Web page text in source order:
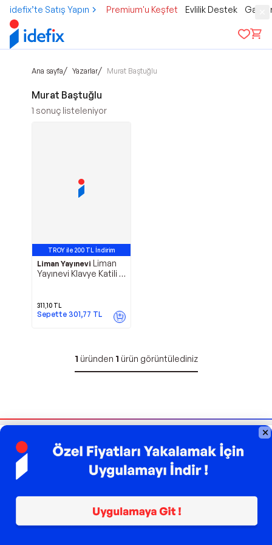
idefix’te Satış Yapın Premium'u Keşfet Evlilik Destek
Ana sayfa/ Yazarlar/ Murat Baştuğlu
Murat Baştuğlu
1 sonuç listeleniyor
TROY ile 200 TL İndirim
Liman Yayınevi Liman
Yayınevi Klavye Katili -
311,10 TL
Sepette 301,77 TL
1 üründen 1 ürün görüntülediniz
Bizi Takip Edin